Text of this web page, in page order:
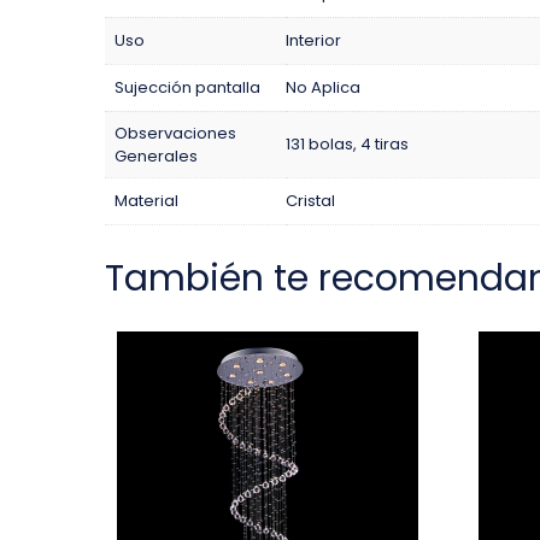
Uso Interior
Sujección pantalla
No Aplica
Observaciones
Generales
131 bolas, 4 tiras
Material Cristal
También te